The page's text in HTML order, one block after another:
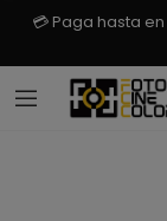
💳 Paga hasta en